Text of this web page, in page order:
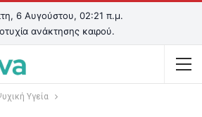
6 Αυγούστου, 02:21 π.μ.
ανάκτησης καιρού.
Υγεία